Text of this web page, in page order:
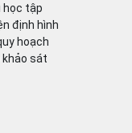
học tập
định hình
hoạch
khảo sát